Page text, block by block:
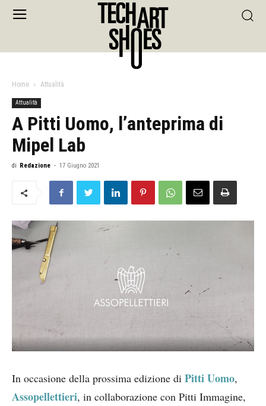
Home Attualità
Attualità
A Pitti Uomo, l’anteprima di
Mipel Lab
di Redazione - 17 Giugno 2021
In occasione della prossima edizione di Pitti Uomo,
Assopellettieri, in collaborazione con Pitti Immagine,